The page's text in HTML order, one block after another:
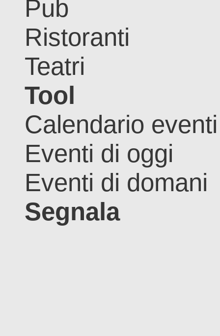
Pub
Ristoranti
Teatri
Tool
Calendario eventi
Eventi di oggi
Eventi di domani
Segnala